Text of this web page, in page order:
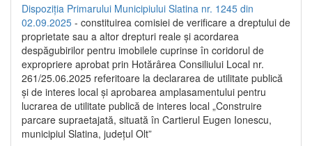
Dispoziția Primarului Municipiului Slatina nr. 1245 din
02.09.2025 - constituirea comisiei de verificare a dreptului de
proprietate sau a altor drepturi reale și acordarea
despăgubirilor pentru imobilele cuprinse în coridorul de
expropriere aprobat prin Hotărârea Consiliului Local nr.
261/25.06.2025 referitoare la declararea de utilitate publică
și de interes local și aprobarea amplasamentului pentru
lucrarea de utilitate publică de interes local „Construire
parcare supraetajată, situată în Cartierul Eugen Ionescu,
municipiul Slatina, județul Olt”